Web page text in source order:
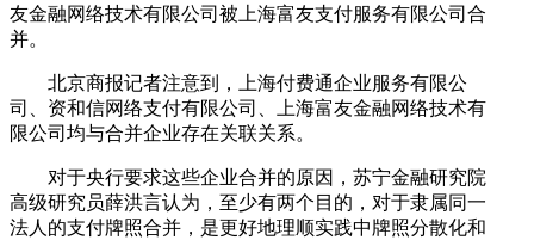
友金融网络技术有限公司被上海富友支付服务有限公司合
并。
北京商报记者注意到，上海付费通企业服务有限公
司、资和信网络支付有限公司、上海富友金融网络技术有
限公司均与合并企业存在关联关系。
对于央行要求这些企业合并的原因，苏宁金融研究院
高级研究员薛洪言认为，至少有两个目的，对于隶属同一
法人的支付牌照合并，是更好地理顺实践中牌照分散化和